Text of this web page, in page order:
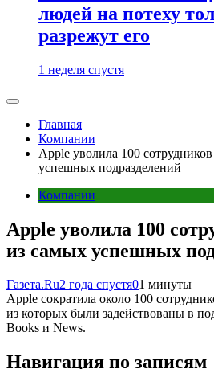
людей на потеху
разрежут его
1 неделя спустя
Главная
Компании
Apple уволила 100
успешных подразделений
Компании
Apple уволила 100
из самых успешных
Газета.Ru2 года спустя01 минуты
Apple сократила около 100
из которых были задействованы в
Books и News.
Навигация по записям